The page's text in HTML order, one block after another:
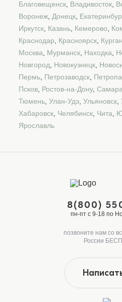
Благовещенск Владивосток
Воронеж Донецк
Иркутск Казань Кемерово
Краснодар
Красноярск Курган
Москва
Мурманск Находка
Новгород
Новокузнецк
Пермь Петрозаводск
Псков Ростов-на-Дону, Самара
Тюмень Улан-Удэ Ульяновск
Хабаровск Челябинск Чита
Ярославль
8(800)
пн-пт с 9-18 по
позвоните нам со
России